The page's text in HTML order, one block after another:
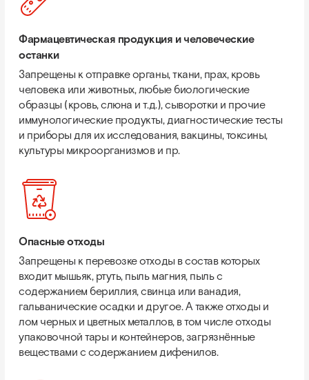
Фармацевтическая продукция и человеческие
останки
Запрещены к отправке органы, ткани, прах, кровь
человека или животных, любые биологические
образцы (кровь, слюна и т.д.), сыворотки и прочие
иммунологические продукты, диагностические тесты
и приборы для их исследования, вакцины, токсины,
культуры микроорганизмов и пр.
Опасные отходы
Запрещены к перевозке отходы в состав которых
входит мышьяк, ртуть, пыль магния, пыль с
содержанием бериллия, свинца или ванадия,
гальванические осадки и другое. А также отходы и
лом черных и цветных металлов, в том числе отходы
упаковочной тары и контейнеров, загрязнённые
веществами с содержанием дифенилов.